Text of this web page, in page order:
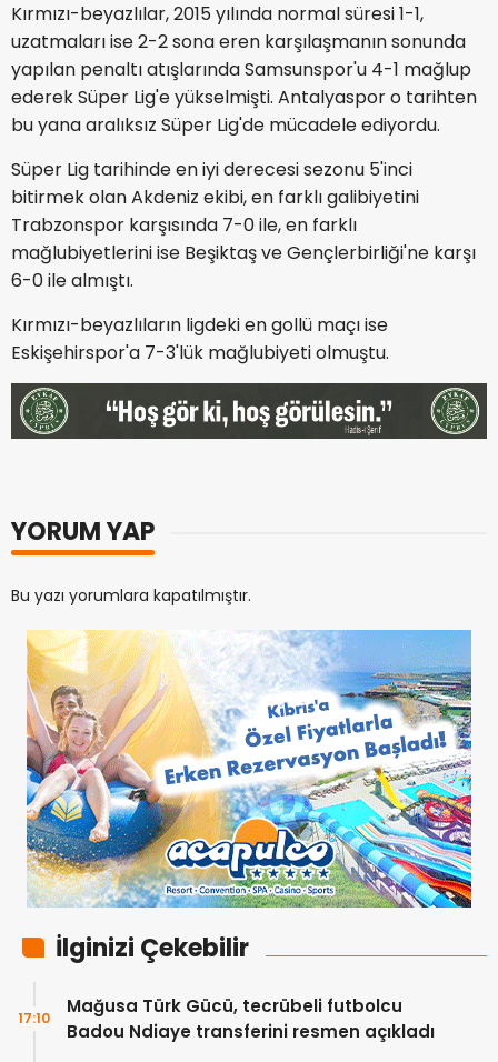
Kırmızı-beyazlılar, 2015 yılında normal süresi 1-1,
uzatmaları ise 2-2 sona eren karşılaşmanın sonunda
yapılan penaltı atışlarında Samsunspor'u 4-1 mağlup
ederek Süper Lig'e yükselmişti. Antalyaspor o tarihten
bu yana aralıksız Süper Lig'de mücadele ediyordu.
Süper Lig tarihinde en iyi derecesi sezonu 5'inci
bitirmek olan Akdeniz ekibi, en farklı galibiyetini
Trabzonspor karşısında 7-0 ile, en farklı
mağlubiyetlerini ise Beşiktaş ve Gençlerbirliği'ne karşı
6-0 ile almıştı.
Kırmızı-beyazlıların ligdeki en gollü maçı ise
Eskişehirspor'a 7-3'lük mağlubiyeti olmuştu.
YORUM YAP
Bu yazı yorumlara kapatılmıştır.
İlginizi Çekebilir
Mağusa Türk Gücü, tecrübeli futbolcu
Badou Ndiaye transferini resmen açıkladı
17:10